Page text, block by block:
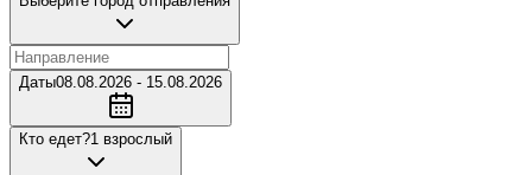
Даты08.08.2026 - 15.08.2026
Кто едет?1 взрослый